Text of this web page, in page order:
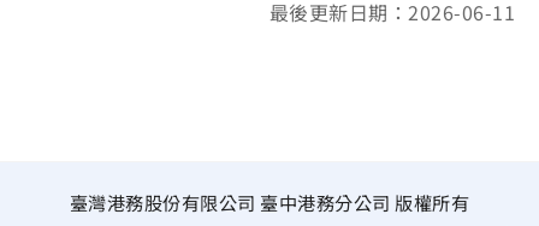
最後更新日期：2026-06-11
臺灣港務股份有限公司 臺中港務分公司 版權所有